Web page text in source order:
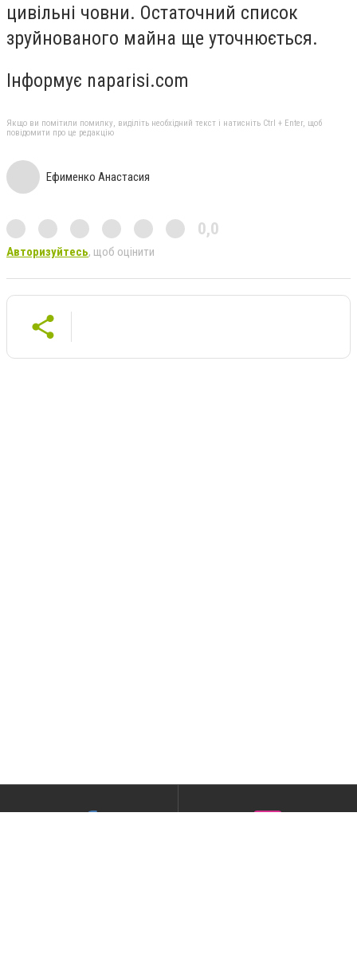
цивільні човни. Остаточний список
зруйнованого майна ще уточнюється.
Інформує naparisi.com
Якщо ви помітили помилку, виділіть необхідний текст і натисніть Ctrl + Enter, щоб
повідомити про це редакцію
Ефименко Анастасия
0,0
Авторизуйтесь, щоб оцінити